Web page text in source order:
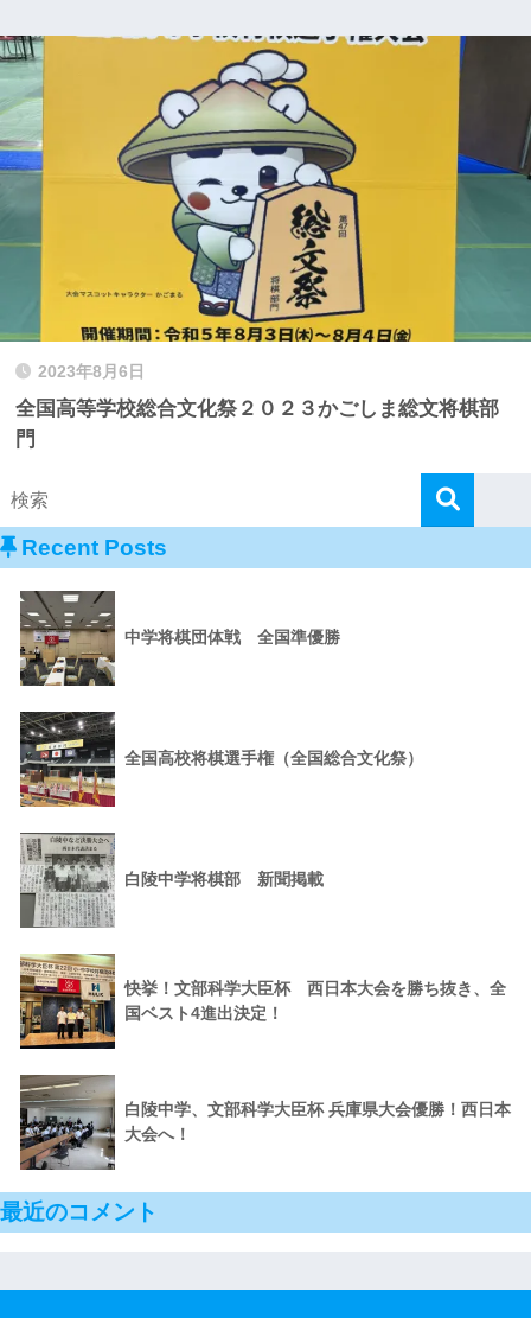
2023年8月6日
全国高等学校総合文化祭２０２３かごしま総文将棋部
門
Recent Posts
中学将棋団体戦 全国準優勝
全国高校将棋選手権（全国総合文化祭）
白陵中学将棋部 新聞掲載
快挙！文部科学大臣杯 西日本大会を勝ち抜き、全
国ベスト4進出決定！
白陵中学、文部科学大臣杯 兵庫県大会優勝！西日本
大会へ！
最近のコメント